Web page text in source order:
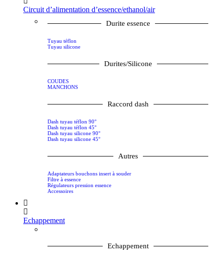
Circuit d’alimentation d’essence/ethanol/air
Durite essence
Tuyau téflon
Tuyau silicone
Durites/Silicone
COUDES
MANCHONS
Raccord dash
Dash tuyau téflon 90°
Dash tuyau téflon 45°
Dash tuyau silicone 90°
Dash tuyau silicone 45°
Autres
Adaptateurs bouchons insert à souder
Filtre à essence
Régulateurs pression essence
Accessoires
Echappement
Echappement